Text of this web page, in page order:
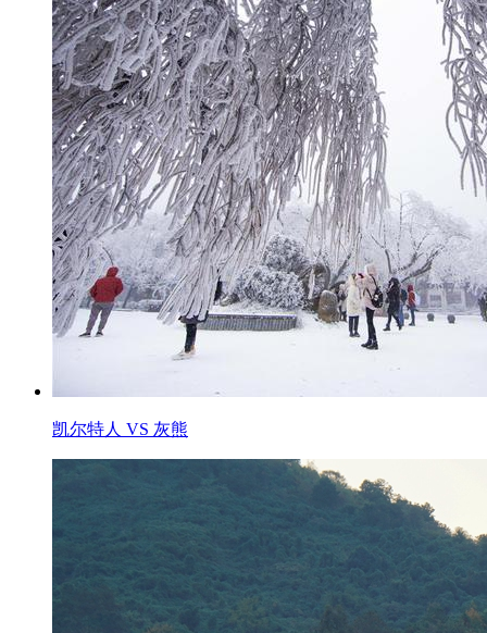
凯尔特人 VS 灰熊